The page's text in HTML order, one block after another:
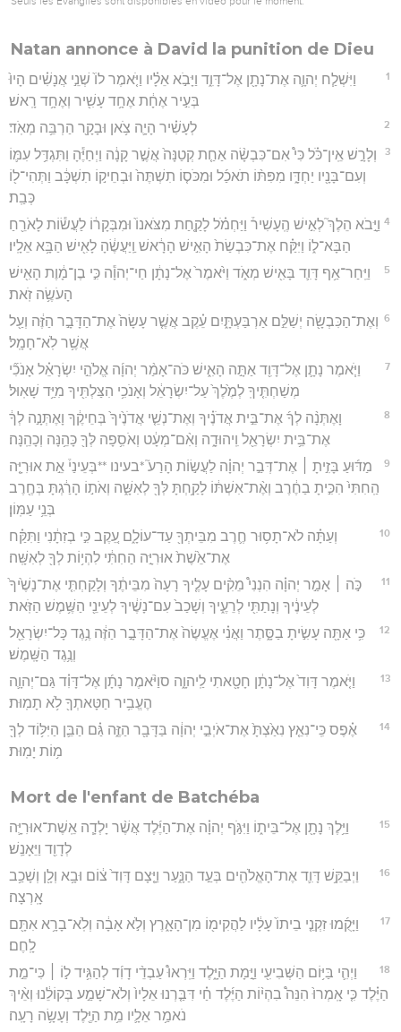
Natan annonce à David la punition de Dieu
1
וַיִּשְׁלַ֧ח יְהוָ֛ה אֶת־נָתָ֖ן אֶל־דָּוִ֑ד וַיָּבֹ֣א אֵלָ֗יו וַיֹּ֤אמֶר לוֹ֙ שְׁנֵ֣י אֲנָשִׁ֗ים הָיוּ֙
בְּעִ֣יר אֶחָ֔ת אֶחָ֥ד עָשִׁ֖יר וְאֶחָ֥ד רָֽאשׁ׃
2 לְעָשִׁ֗יר הָיָ֛ה צֹ֥אן וּבָקָ֖ר הַרְבֵּ֥ה מְאֹֽד׃
3
וְלָרָ֣שׁ אֵֽין־כֹּ֗ל כִּי֩ אִם־כִּבְשָׂ֨ה אַחַ֤ת קְטַנָּה֙ אֲשֶׁ֣ר קָנָ֔ה וַיְחַיֶּ֕הָ וַתִּגְדַּ֥ל עִמּ֛וֹ
וְעִם־בָּנָ֖יו יַחְדָּ֑ו מִפִּתּ֨וֹ תֹאכַ֜ל וּמִכֹּס֤וֹ תִשְׁתֶּה֙ וּבְחֵיק֣וֹ תִשְׁכָּ֔ב וַתְּהִי־ל֖וֹ
כְּבַֽת׃
4 וַיָּ֣בֹא הֵלֶךְ֮ לְאִ֣ישׁ הֶֽעָשִׁיר֒ וַיַּחְמֹ֗ל לָקַ֤חַת מִצֹּאנוֹ֙ וּמִבְּקָר֔וֹ לַעֲשׂ֕וֹת לָאֹרֵ֖חַ
הַבָּא־ל֑וֹ וַיִּקַּ֗ח אֶת־כִּבְשַׂת֙ הָאִ֣ישׁ הָרָ֔אשׁ וַֽיַּעֲשֶׂ֔הָ לָאִ֖ישׁ הַבָּ֥א אֵלָֽיו׃
5
וַיִּֽחַר־אַ֥ף דָּוִ֛ד בָּאִ֖ישׁ מְאֹ֑ד וַיֹּ֙אמֶר֙ אֶל־נָתָ֔ן חַי־יְהוָ֕ה כִּ֣י בֶן־מָ֔וֶת הָאִ֖ישׁ
הָעֹשֶׂ֥ה זֹֽאת׃
6 וְאֶת־הַכִּבְשָׂ֖ה יְשַׁלֵּ֣ם אַרְבַּעְתָּ֑יִם עֵ֗קֶב אֲשֶׁ֤ר עָשָׂה֙ אֶת־הַדָּבָ֣ר הַזֶּ֔ה וְעַ֖ל
אֲשֶׁ֥ר לֹֽא־חָמָֽל׃
7
וַיֹּ֧אמֶר נָתָ֛ן אֶל־דָּוִ֖ד אַתָּ֣ה הָאִ֑ישׁ כֹּה־אָמַ֨ר יְהוָ֜ה אֱלֹהֵ֣י יִשְׂרָאֵ֗ל אָנֹכִ֞י
מְשַׁחְתִּ֤יךָֽ לְמֶ֙לֶךְ֙ עַל־יִשְׂרָאֵ֔ל וְאָנֹכִ֥י הִצַּלְתִּ֖יךָ מִיַּ֥ד שָׁאֽוּל׃
8
וָאֶתְּנָ֨ה לְךָ֜ אֶת־בֵּ֣ית אֲדֹנֶ֗יךָ וְאֶת־נְשֵׁ֤י אֲדֹנֶ֙יךָ֙ בְּחֵיקֶ֔ךָ וָאֶתְּנָ֣ה לְךָ֔
אֶת־בֵּ֥ית יִשְׂרָאֵ֖ל וִֽיהוּדָ֑ה וְאִ֨ם־מְעָ֔ט וְאֹסִ֥פָה לְּךָ֖ כָּהֵ֥נָּה וְכָהֵֽנָּה׃
9
מַדּ֜וּעַ בָּזִ֣יתָ ׀ אֶת־דְּבַ֣ר יְהוָ֗ה לַעֲשׂ֣וֹת הָרַע֮ *בעינו **בְּעֵינַי֒ אֵ֣ת אוּרִיָּ֤ה
הַֽחִתִּי֙ הִכִּ֣יתָ בַחֶ֔רֶב וְאֶ֨ת־אִשְׁתּ֔וֹ לָקַ֥חְתָּ לְּךָ֖ לְאִשָּׁ֑ה וְאֹת֣וֹ הָרַ֔גְתָּ בְּחֶ֖רֶב
בְּנֵ֥י עַמּֽוֹן׃
10
וְעַתָּ֗ה לֹא־תָס֥וּר חֶ֛רֶב מִבֵּיתְךָ֖ עַד־עוֹלָ֑ם עֵ֚קֶב כִּ֣י בְזִתָ֔נִי וַתִּקַּ֗ח
אֶת־אֵ֙שֶׁת֙ אוּרִיָּ֣ה הַחִתִּ֔י לִהְי֥וֹת לְךָ֖ לְאִשָּֽׁה׃
11
כֹּ֣ה ׀ אָמַ֣ר יְהוָ֗ה הִנְנִי֩ מֵקִ֨ים עָלֶ֤יךָ רָעָה֙ מִבֵּיתֶ֔ךָ וְלָקַחְתִּ֤י אֶת־נָשֶׁ֙יךָ֙
לְעֵינֶ֔יךָ וְנָתַתִּ֖י לְרֵעֶ֑יךָ וְשָׁכַב֙ עִם־נָשֶׁ֔יךָ לְעֵינֵ֖י הַשֶּׁ֥מֶשׁ הַזֹּֽאת׃
12
כִּ֥י אַתָּ֖ה עָשִׂ֣יתָ בַסָּ֑תֶר וַאֲנִ֗י אֶעֱשֶׂה֙ אֶת־הַדָּבָ֣ר הַזֶּ֔ה נֶ֥גֶד כָּל־יִשְׂרָאֵ֖ל
וְנֶ֥גֶד הַשָּֽׁמֶשׁ׃
13
וַיֹּ֤אמֶר דָּוִד֙ אֶל־נָתָ֔ן חָטָ֖אתִי לַֽיהוָ֑ה סוַיֹּ֨אמֶר נָתָ֜ן אֶל־דָּוִ֗ד גַּם־יְהוָ֛ה
הֶעֱבִ֥יר חַטָּאתְךָ֖ לֹ֥א תָמֽוּת׃
14
אֶ֗פֶס כִּֽי־נִאֵ֤ץ נִאַ֙צְתָּ֙ אֶת־אֹיְבֵ֣י יְהוָ֔ה בַּדָּבָ֖ר הַזֶּ֑ה גַּ֗ם הַבֵּ֛ן הַיִּלּ֥וֹד לְךָ֖
מ֥וֹת יָמֽוּת׃
Mort de l'enfant de Batchéba
15
וַיֵּ֥לֶךְ נָתָ֖ן אֶל־בֵּית֑וֹ וַיִּגֹּ֣ף יְהוָ֗ה אֶת־הַיֶּ֜לֶד אֲשֶׁ֨ר יָלְדָ֧ה אֵֽשֶׁת־אוּרִיָּ֛ה
לְדָוִ֖ד וַיֵּאָנַֽשׁ׃
16
וַיְבַקֵּ֥שׁ דָּוִ֛ד אֶת־הָאֱלֹהִ֖ים בְּעַ֣ד הַנָּ֑עַר וַיָּ֤צָם דָּוִד֙ צ֔וֹם וּבָ֥א וְלָ֖ן וְשָׁכַ֥ב
אָֽרְצָה׃
17
וַיָּקֻ֜מוּ זִקְנֵ֤י בֵיתוֹ֙ עָלָ֔יו לַהֲקִימ֖וֹ מִן־הָאָ֑רֶץ וְלֹ֣א אָבָ֔ה וְלֹֽא־בָרָ֥א אִתָּ֖ם
לָֽחֶם׃
18
וַיְהִ֛י בַּיּ֥וֹם הַשְּׁבִיעִ֖י וַיָּ֣מָת הַיָּ֑לֶד וַיִּֽרְאוּ֩ עַבְדֵ֨י דָוִ֜ד לְהַגִּ֥יד ל֣וֹ ׀ כִּי־מֵ֣ת
הַיֶּ֗לֶד כִּ֤י אָֽמְרוּ֙ הִנֵּה֩ בִהְי֨וֹת הַיֶּ֜לֶד חַ֗י דִּבַּ֤רְנוּ אֵלָיו֙ וְלֹא־שָׁמַ֣ע בְּקוֹלֵ֔נוּ וְאֵ֨יךְ
נֹאמַ֥ר אֵלָ֛יו מֵ֥ת הַיֶּ֖לֶד וְעָשָׂ֥ה רָעָֽה׃